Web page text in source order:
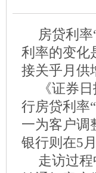
房贷利
利率的变化
接关乎月供
《证券
行房贷利率
一为客户调
银行则在5
走访过